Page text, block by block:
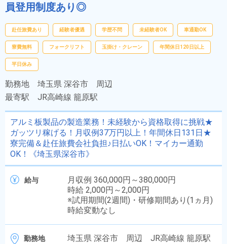
員登用制度あり◎
赴任旅費あり 経験者優遇 学歴不問 未経験者OK 車通勤OK
寮費無料 フォークリフト 玉掛け・クレーン 年間休日120日以上
平日休み
勤務地 埼玉県 深谷市 周辺
最寄駅 JR高崎線 籠原駅
アルミ板製品の製造業務！未経験から資格取得に挑戦★
ガッツリ稼げる！月収例37万円以上！年間休日131日★
寮完備＆赴任旅費会社負担♪日払いOK！マイカー通勤
OK！《埼玉県深谷市》
給与
月収例 360,000円～380,000円
時給 2,000円～2,000円
※試用期間(2週間)・研修期間あり(1ヵ月)
時給変動なし
勤務地 埼玉県 深谷市 周辺 JR高崎線 籠原駅